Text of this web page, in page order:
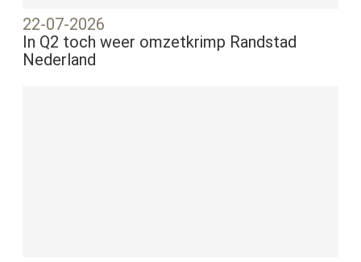
22-07-2026
In Q2 toch weer omzetkrimp Randstad
Nederland